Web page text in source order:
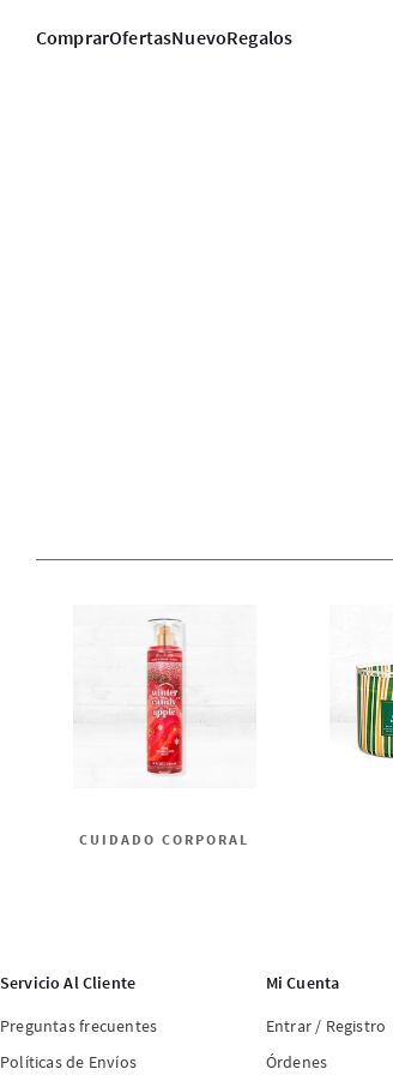
ComprarOfertasNuevoRegalos
CUIDADO CORPORAL
Servicio Al Cliente
Preguntas frecuentes
Políticas de Envíos
Mi Cuenta
Entrar / Registro
Órdenes